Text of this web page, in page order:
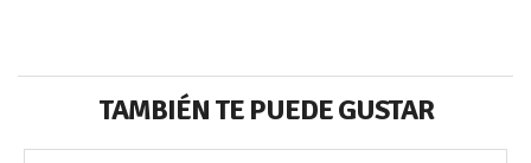
TAMBIÉN TE PUEDE GUSTAR